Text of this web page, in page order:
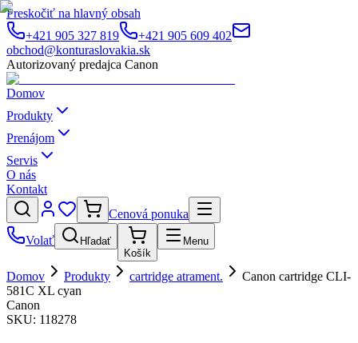
Preskočiť na hlavný obsah
+421 905 327 819
+421 905 609 402
obchod@konturaslovakia.sk
Autorizovaný predajca Canon
Domov
Produkty
Prenájom
Servis
O nás
Kontakt
Cenová ponuka
Volať
Hľadať
Košík
Menu
Domov Produkty cartridge atrament.
Canon cartridge CLI-
581C XL cyan
Canon
SKU: 118278